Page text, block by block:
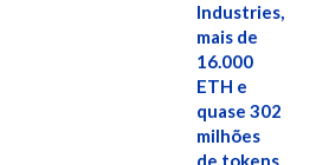
Industries,
mais de
16.000
ETH e
quase 302
milhões
de tokens